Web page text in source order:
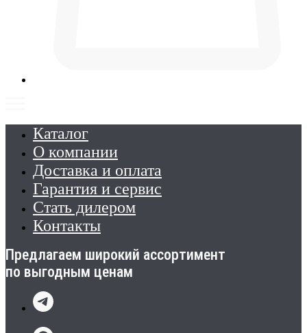
Каталог
О компании
Доставка и оплата
Гарантия и сервис
Стать дилером
Контакты
Предлагаем широкий ассортимент
по выгодным ценам